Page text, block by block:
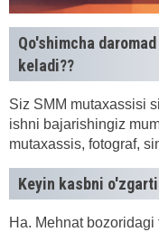
Qo'shimcha
keladi??
Siz SMM mutaxassisi
ishni bajarishingiz
mutaxassis, fotograf,
Keyin kasbni
Ha. Mehnat